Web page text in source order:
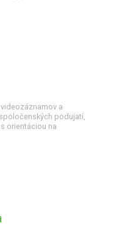
a
podujatí,
orientáciou na